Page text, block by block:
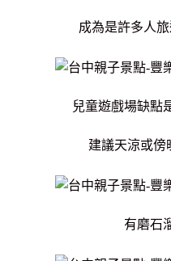
成為是許多人
兒童遊戲場缺點
建議天涼或傍
有磨石